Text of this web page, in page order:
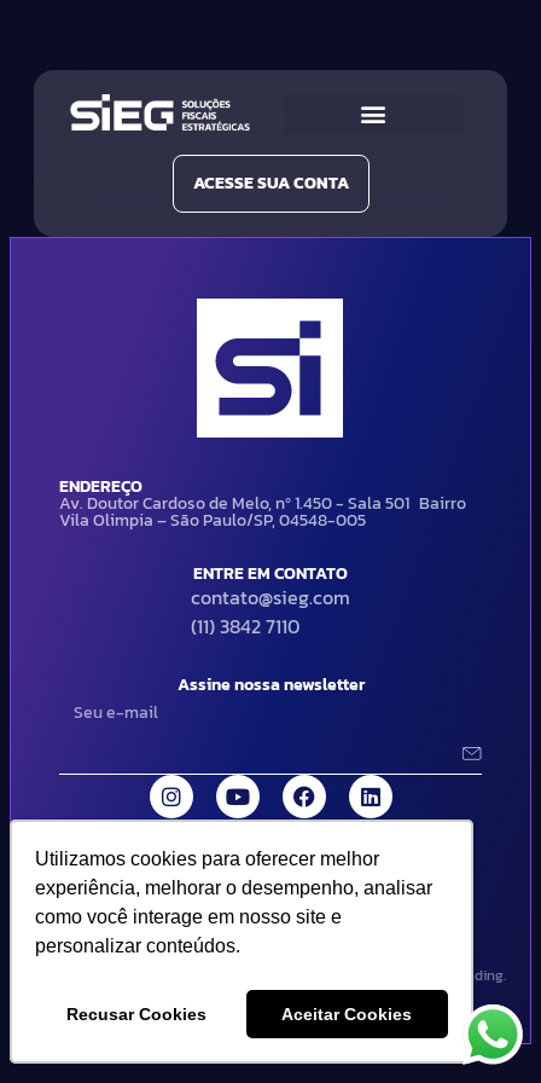
Utilizamos cookies para oferecer melhor
experiência, melhorar o desempenho, analisar
como você interage em nosso site e
personalizar conteúdos.
Recusar Cookies Aceitar Cookies
Utilizamos cookies para oferecer melhor
experiência, melhorar o desempenho, analisar
como você interage em nosso site e
personalizar conteúdos.
Recusar Cookies Aceitar Cookies
ACESSE SUA CONTA
ENDEREÇO
Av. Doutor Cardoso de Melo, nº 1.450 - Sala 501 Bairro
Vila Olimpia – São Paulo/SP, 04548-005
ENTRE EM CONTATO
contato@sieg.com
(11) 3842 7110
Assine nossa newsletter
© 2024 SIEG Soluções Fiscais Estratégicas. Todos os direitos
reservados | Termos de uso e política de privacidade..
Design por Empória Branding.